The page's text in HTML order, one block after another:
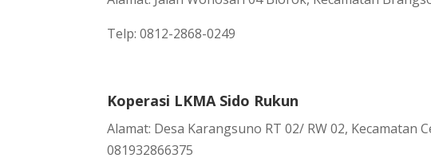
Telp: 0812-2868-0249
Koperasi LKMA Sido Rukun
Alamat: Desa Karangsuno RT 02/ RW 02, Kecamatan
081932866375